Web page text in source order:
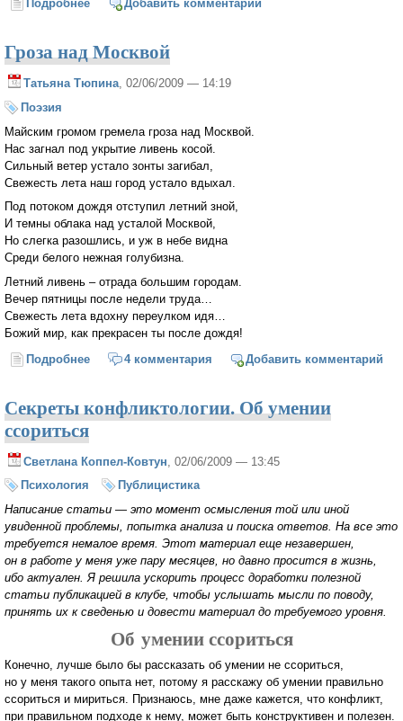
Подробнее о Прот. Николай Агафонов: «В своих книгах я
Добавить комментарий
Гроза над Москвой
Татьяна Тюпина , 02/06/2009 — 14:19
Поэзия
Майским громом гремела гроза над Москвой.
Нас загнал под укрытие ливень косой.
Сильный ветер устало зонты загибал,
Свежесть лета наш город устало вдыхал.
Под потоком дождя отступил летний зной,
И темны облака над усталой Москвой,
Но слегка разошлись, и уж в небе видна
Среди белого нежная голубизна.
Летний ливень – отрада большим городам.
Вечер пятницы после недели труда…
Свежесть лета вдохну переулком идя…
Божий мир, как прекрасен ты после дождя!
Подробнее о Гроза над Москвой
4 комментария Добавить комментарий
Секреты конфликтологии. Об умении
ссориться
Светлана Коппел-Ковтун , 02/06/2009 — 13:45
Психология
Публицистика
Написание статьи — это момент осмысления той или иной
увиденной проблемы, попытка анализа и поиска ответов. На все это
требуется немалое время. Этот материал еще незавершен,
он в работе у меня уже пару месяцев, но давно просится в жизнь,
ибо актуален. Я решила ускорить процесс доработки полезной
статьи публикацией в клубе, чтобы услышать мысли по поводу,
принять их к сведенью и довести материал до требуемого уровня.
Об умении ссориться
Конечно, лучше было бы рассказать об умении не ссориться,
но у меня такого опыта нет, потому я расскажу об умении правильно
ссориться и мириться. Признаюсь, мне даже кажется, что конфликт,
при правильном подходе к нему, может быть конструктивен и полезен.